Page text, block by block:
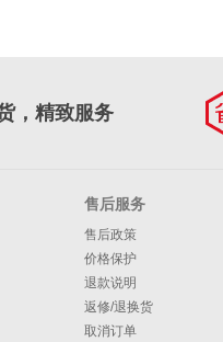
，精致服务
售后服务
售后政策
价格保护
退款说明
返修/退换货
取消订单